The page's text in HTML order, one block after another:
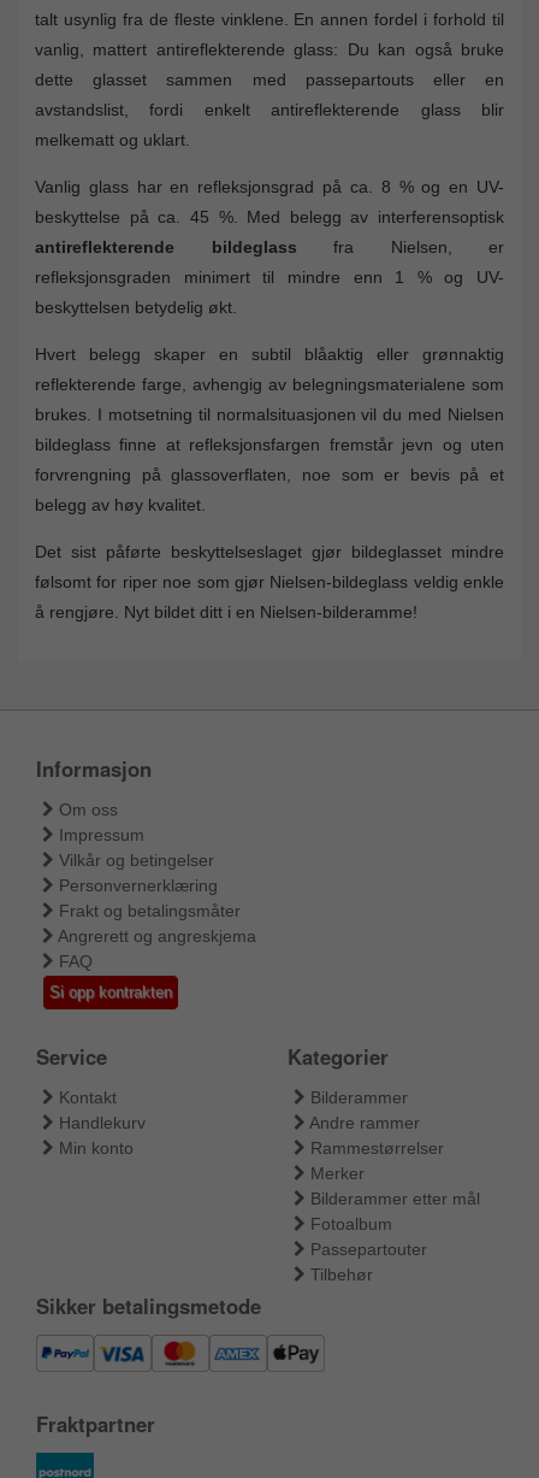
talt usynlig fra de fleste vinklene. En annen fordel i forhold til
vanlig, mattert antireflekterende glass: Du kan også bruke
dette glasset sammen med passepartouts eller en
avstandslist, fordi enkelt antireflekterende glass blir
melkematt og uklart.
Vanlig glass har en refleksjonsgrad på ca. 8 % og en UV-
beskyttelse på ca. 45 %. Med belegg av interferensoptisk
antireflekterende bildeglass fra Nielsen, er
refleksjonsgraden minimert til mindre enn 1 % og UV-
beskyttelsen betydelig økt.
Hvert belegg skaper en subtil blåaktig eller grønnaktig
reflekterende farge, avhengig av belegningsmaterialene som
brukes. I motsetning til normalsituasjonen vil du med Nielsen
bildeglass finne at refleksjonsfargen fremstår jevn og uten
forvrengning på glassoverflaten, noe som er bevis på et
belegg av høy kvalitet.
Det sist påførte beskyttelseslaget gjør bildeglasset mindre
følsomt for riper noe som gjør Nielsen-bildeglass veldig enkle
å rengjøre. Nyt bildet ditt i en Nielsen-bilderamme!
Informasjon
Om oss
Impressum
Vilkår og betingelser
Personvernerklæring
Frakt og betalingsmåter
Angrerett og angreskjema
FAQ
Si opp kontrakten
Service
Kontakt
Handlekurv
Min konto
Kategorier
Bilderammer
Andre rammer
Rammestørrelser
Merker
Bilderammer etter mål
Fotoalbum
Passepartouter
Tilbehør
Sikker betalingsmetode
Fraktpartner